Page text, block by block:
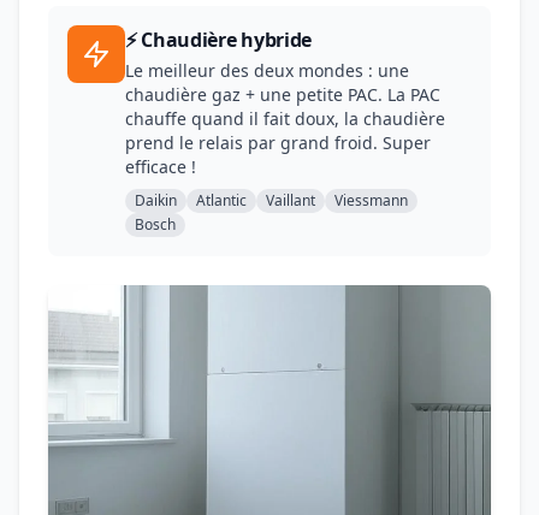
⚡ Chaudière hybride
Le meilleur des deux mondes : une
chaudière gaz + une petite PAC. La PAC
chauffe quand il fait doux, la chaudière
prend le relais par grand froid. Super
efficace !
Daikin Atlantic Vaillant
Viessmann
Bosch